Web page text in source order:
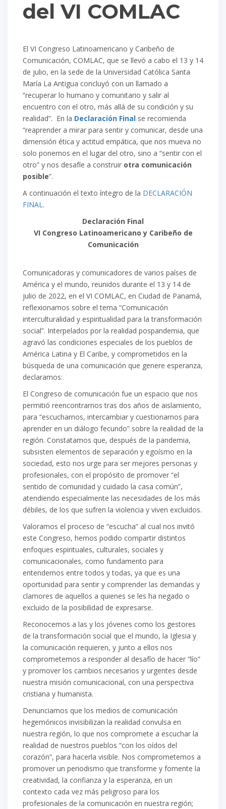
del VI COMLAC
El VI Congreso Latinoamericano y Caribeño de
Comunicación, COMLAC, que se llevó a cabo el 13 y 14
de julio, en la sede de la Universidad Católica Santa
María La Antigua concluyó con un llamado a
“recuperar lo humano y comunitario y salir al
encuentro con el otro, más allá de su condición y su
realidad”. En la Declaración Final se recomienda
“reaprender a mirar para sentir y comunicar, desde una
dimensión ética y actitud empática, que nos mueva no
solo ponernos en el lugar del otro, sino a “sentir con el
otro” y nos desafíe a construir otra comunicación
posible”.
A continuación el texto íntegro de la DECLARACIÓN
FINAL.
Declaración Final
VI Congreso Latinoamericano y Caribeño de
Comunicación
Comunicadoras y comunicadores de varios países de
América y el mundo, reunidos durante el 13 y 14 de
julio de 2022, en el VI COMLAC, en Ciudad de Panamá,
reflexionamos sobre el tema “Comunicación
interculturalidad y espiritualidad para la transformación
social”. Interpelados por la realidad pospandemia, que
agravó las condiciones especiales de los pueblos de
América Latina y El Caribe, y comprometidos en la
búsqueda de una comunicación que genere esperanza,
declaramos:
El Congreso de comunicación fue un espacio que nos
permitió reencontrarnos tras dos años de aislamiento,
para “escucharnos, intercambiar y cuestionarnos para
aprender en un diálogo fecundo” sobre la realidad de la
región. Constatamos que, después de la pandemia,
subsisten elementos de separación y egoísmo en la
sociedad, esto nos urge para ser mejores personas y
profesionales, con el propósito de promover “el
sentido de comunidad y cuidado la casa común”,
atendiendo especialmente las necesidades de los más
débiles, de los que sufren la violencia y viven excluidos.
Valoramos el proceso de “escucha” al cual nos invitó
este Congreso, hemos podido compartir distintos
enfoques espirituales, culturales, sociales y
comunicacionales, como fundamento para
entendernos entre todos y todas, ya que es una
oportunidad para sentir y comprender las demandas y
clamores de aquellos a quienes se les ha negado o
excluido de la posibilidad de expresarse.
Reconocemos a las y los jóvenes como los gestores
de la transformación social que el mundo, la Iglesia y
la comunicación requieren, y junto a ellos nos
comprometemos a responder al desafío de hacer “lío”
y promover los cambios necesarios y urgentes desde
nuestra misión comunicacional, con una perspectiva
cristiana y humanista.
Denunciamos que los medios de comunicación
hegemónicos invisibilizan la realidad convulsa en
nuestra región, lo que nos compromete a escuchar la
realidad de nuestros pueblos “con los oídos del
corazón”, para hacerla visible. Nos comprometemos a
promover un periodismo que transforme y fomente la
creatividad, la confianza y la esperanza, en un
contexto cada vez más peligroso para los
profesionales de la comunicación en nuestra región;